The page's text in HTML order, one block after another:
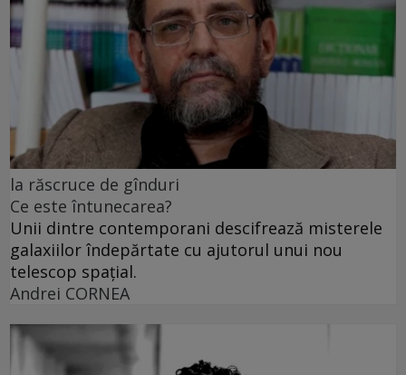
la răscruce de gînduri
Ce este întunecarea?
Unii dintre contemporani descifrează misterele
galaxiilor îndepărtate cu ajutorul unui nou
telescop spațial.
Andrei CORNEA